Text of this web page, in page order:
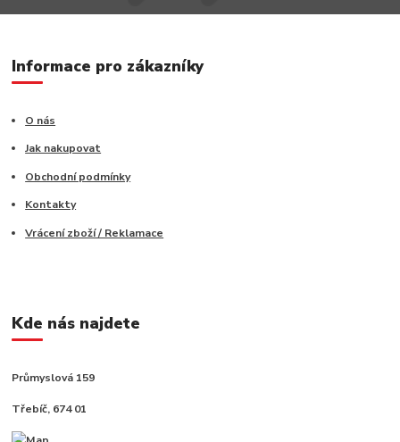
Informace pro zákazníky
O nás
Jak nakupovat
Obchodní podmínky
Kontakty
Vrácení zboží / Reklamace
Kde nás najdete
Průmyslová 159
Třebíč, 674 01